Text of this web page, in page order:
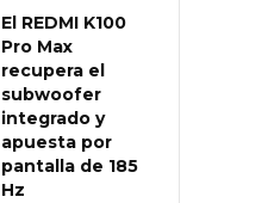
El REDMI K100
Pro Max
recupera el
subwoofer
integrado y
apuesta por
pantalla de 185
Hz